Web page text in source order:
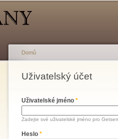
Jste zde
Domů
Uživatelský účet
Hlavní záložky
Uživatelské jméno *
Zadejte své uživatelské jméno pro
Heslo *